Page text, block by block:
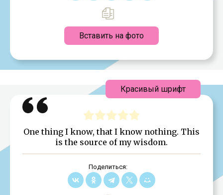
Вставить на фото
One thing I know, that I know nothing. This
is the source of my wisdom.
Поделиться:
Красивый шрифт